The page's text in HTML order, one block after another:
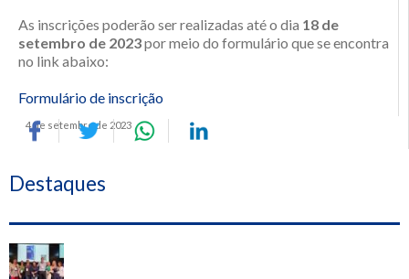
As inscrições poderão ser realizadas até o dia 18 de
setembro de 2023por meio do formulário que se encontra
no link abaixo:
Formulário de inscrição
4 de setembro de 2023
Destaques